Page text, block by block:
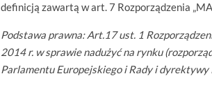
definicją zawartą w art. 7 Rozporządzenia
Podstawa prawna: Art.17 ust. 1
2014 r. w sprawie nadużyć na rynku
Parlamentu Europejskiego i Rady i